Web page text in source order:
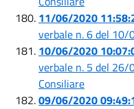
11/06/2020
verbale n. 6 del 10/
10/06/2020
verbale n. 5 del 26/
Consiliare
09/06/2020